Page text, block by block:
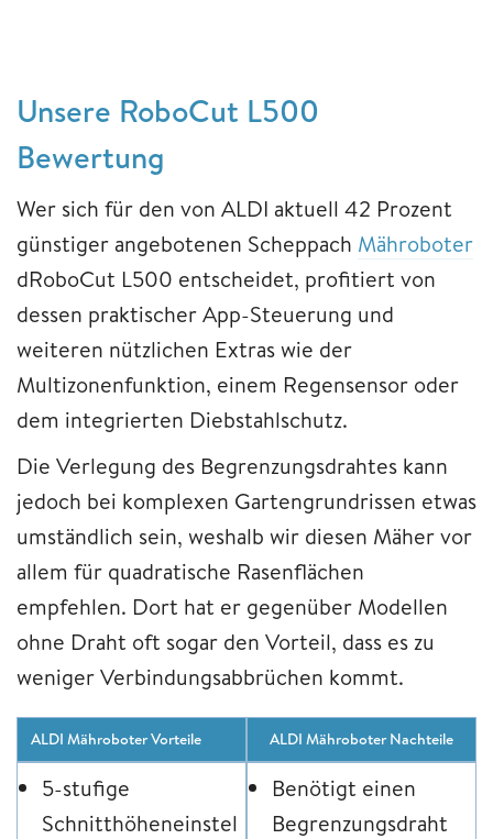
Unsere RoboCut L500
Bewertung
Wer sich für den von ALDI aktuell 42 Prozent
günstiger angebotenen Scheppach Mähroboter
dRoboCut L500 entscheidet, profitiert von
dessen praktischer App-Steuerung und
weiteren nützlichen Extras wie der
Multizonenfunktion, einem Regensensor oder
dem integrierten Diebstahlschutz.
Die Verlegung des Begrenzungsdrahtes kann
jedoch bei komplexen Gartengrundrissen etwas
umständlich sein, weshalb wir diesen Mäher vor
allem für quadratische Rasenflächen
empfehlen. Dort hat er gegenüber Modellen
ohne Draht oft sogar den Vorteil, dass es zu
weniger Verbindungsabbrüchen kommt.
ALDI Mähroboter Vorteile ALDI Mähroboter Nachteile
5-stufige
Schnitthöheneinstel
Benötigt einen
Begrenzungsdraht